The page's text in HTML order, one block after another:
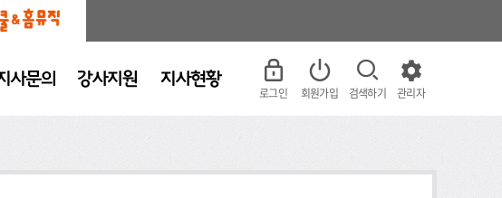
로그인 회원가입 검색하기 관리자